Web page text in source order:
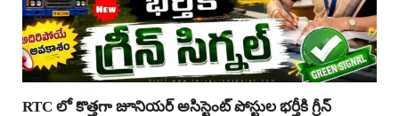
RTC లో కొత్తగా జూనియర్ అసిస్టెంట్ పోస్టుల భర్తీకి గ్రీన్